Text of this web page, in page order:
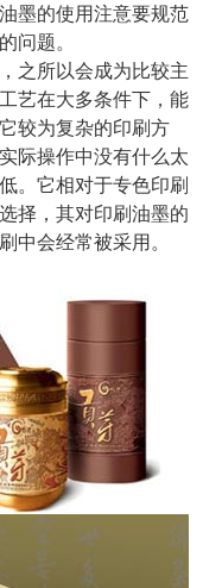
墨的使用注意要规范
问题。
所以会成为比较主
艺在大多条件下，能
较为复杂的印刷方
际操作中没有什么太
。它相对于专色印刷
择，其对印刷油墨的
中会经常被采用。